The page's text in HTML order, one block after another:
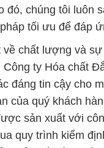
đó, chúng tôi luôn
tối ưu để đáp
chất lượng và sự
Công ty Hóa chất
đáng tin cậy cho
của quý khách
sản xuất với
quy trình kiểm